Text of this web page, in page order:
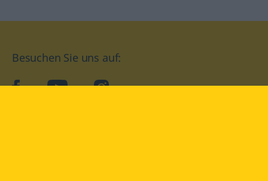
Besuchen Sie uns auf:
facebookYouTube Instagram